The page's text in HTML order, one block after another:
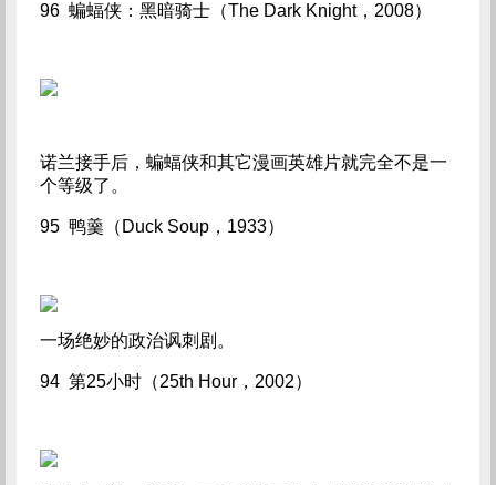
96 蝙蝠侠：黑暗骑士（The Dark Knight，2008）
诺兰接手后，蝙蝠侠和其它漫画英雄片就完全不是一
个等级了。
95 鸭羹（Duck Soup，1933）
一场绝妙的政治讽刺剧。
94 第25小时（25th Hour，2002）